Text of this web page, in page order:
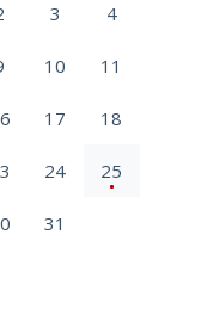
3 4
10 11
17 18
24 25
31